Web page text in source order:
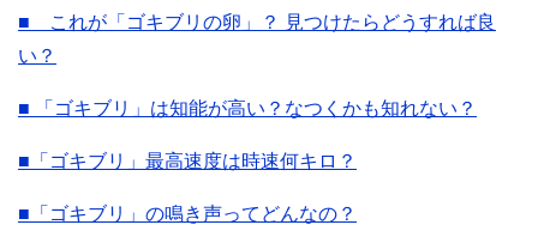
■ これが「ゴキブリの卵」？ 見つけたらどうすれば良
い？
■ 「ゴキブリ」は知能が高い？なつくかも知れない？
■「ゴキブリ」最高速度は時速何キロ？
■「ゴキブリ」の鳴き声ってどんなの？